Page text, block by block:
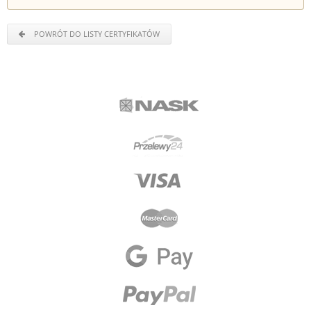
POWRÓT DO LISTY CERTYFIKATÓW